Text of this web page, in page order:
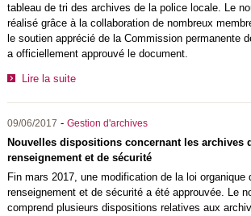
tableau de tri des archives de la police locale. Le
réalisé grâce à la collaboration de nombreux
le soutien apprécié de la Commission permanente
a officiellement approuvé le document.
Lire la suite
09/06/2017 - Gestion d'archives
Nouvelles dispositions concernant les archives
renseignement et de sécurité
Fin mars 2017, une modification de la loi organique
renseignement et de sécurité a été approuvée. Le
comprend plusieurs dispositions relatives aux